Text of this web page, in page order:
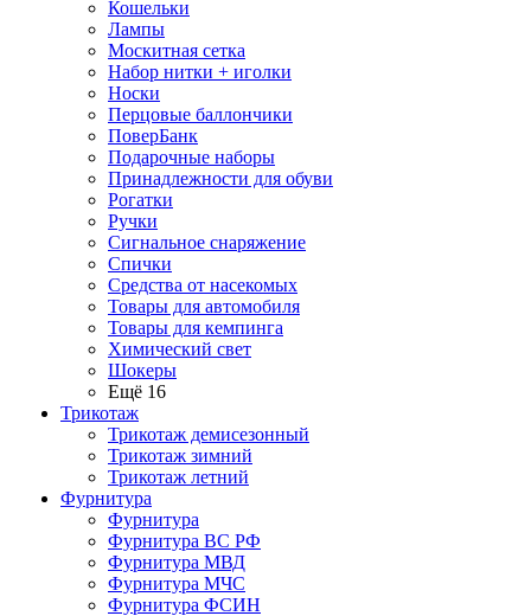
Кошельки
Лампы
Москитная сетка
Набор нитки + иголки
Носки
Перцовые баллончики
ПоверБанк
Подарочные наборы
Принадлежности для обуви
Рогатки
Ручки
Сигнальное снаряжение
Спички
Средства от насекомых
Товары для автомобиля
Товары для кемпинга
Химический свет
Шокеры
Ещё 16
Трикотаж
Трикотаж демисезонный
Трикотаж зимний
Трикотаж летний
Фурнитура
Фурнитура
Фурнитура ВС РФ
Фурнитура МВД
Фурнитура МЧС
Фурнитура ФСИН